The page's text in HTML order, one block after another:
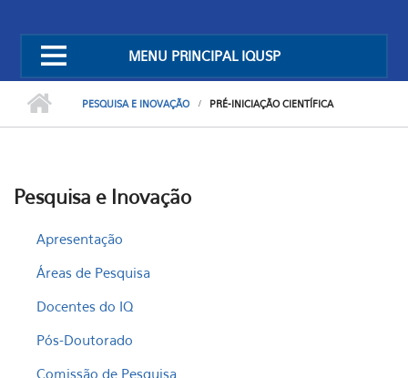
MENU PRINCIPAL IQUSP
PESQUISA E INOVAÇÃO PRÉ-INICIAÇÃO CIENTÍFICA
Pesquisa e Inovação
Apresentação
Áreas de Pesquisa
Docentes do IQ
Pós-Doutorado
Comissão de Pesquisa